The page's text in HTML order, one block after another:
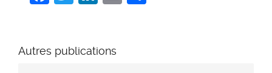
Autres publications